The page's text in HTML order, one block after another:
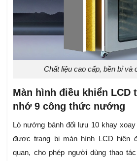
Chất liệu cao cấp, bền bỉ và
Màn hình điều khiển LCD
nhớ 9 công thức nướng
Lò nướng bánh đối lưu 10 khay
được trang bị màn hình LCD hiện
quan, cho phép người dùng thao